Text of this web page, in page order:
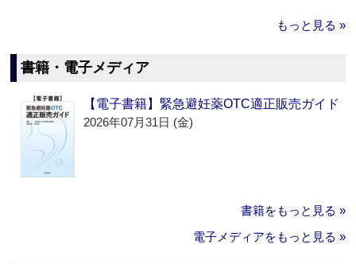
もっと見る »
書籍・電子メディア
【電子書籍】緊急避妊薬OTC適正販売ガイド
2026年07月31日 (金)
書籍をもっと見る »
電子メディアをもっと見る »